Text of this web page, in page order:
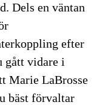
Dels en väntan
efter
gått vidare i
Marie LaBrosse
bäst förvaltar